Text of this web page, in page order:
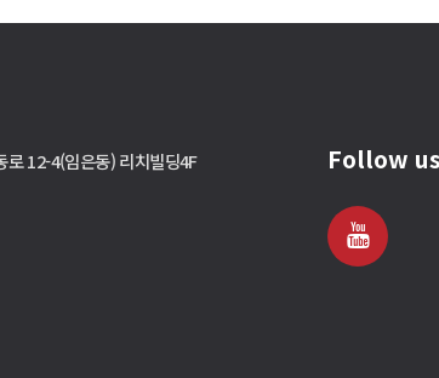
12-4(임은동) 리치빌딩4F
Follow us